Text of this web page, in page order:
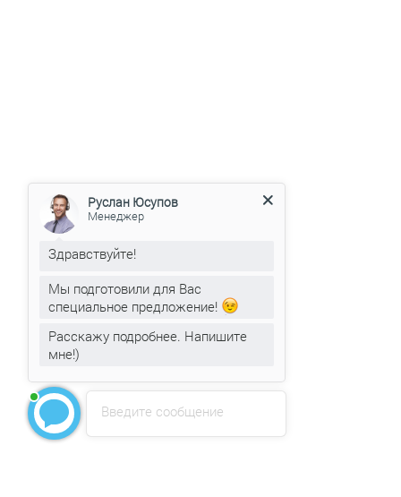
Введите сообщение
Руслан Юсупов
Менеджер
Здравствуйте!
Мы подготовили для Вас
специальное предложение!
Расскажу подробнее. Напишите
мне!)